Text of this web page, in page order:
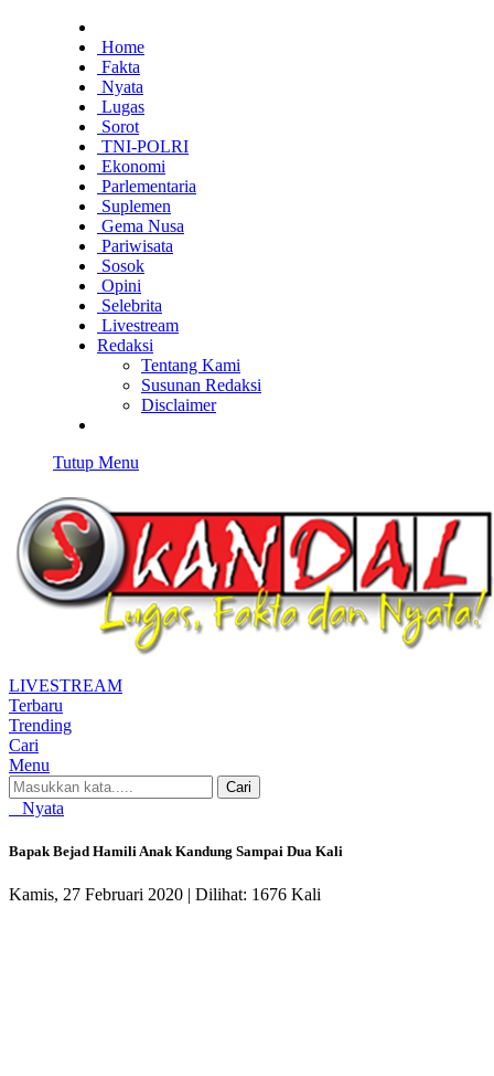
Home
Fakta
Nyata
Lugas
Sorot
TNI-POLRI
Ekonomi
Parlementaria
Suplemen
Gema Nusa
Pariwisata
Sosok
Opini
Selebrita
Livestream
Redaksi
Tentang Kami
Susunan Redaksi
Disclaimer
Tutup Menu
LIVESTREAM
Terbaru
Trending
Cari
Menu
Cari
Nyata
Bapak Bejad Hamili Anak Kandung Sampai Dua Kali
Kamis, 27 Februari 2020 | Dilihat: 1676 Kali